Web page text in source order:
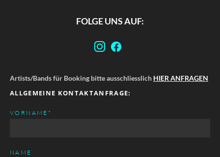
FOLGE UNS AUF:
Artists/Bands für Booking bitte ausschliesslich HIER ANFRAGEN
ALLGEMEINE KONTAKTANFRAGE:
PFLICHTFELD
VORNAME *
NAME